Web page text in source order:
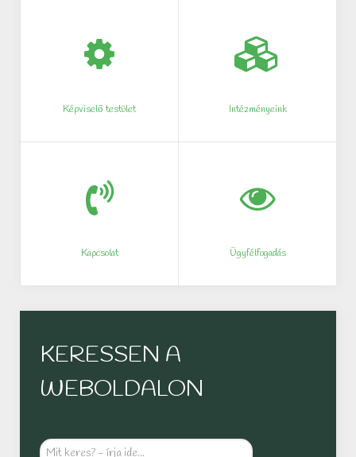
Képviselő testület Intézményeink
Kapcsolat Ügyfélfogadás
KERESSEN A
WEBOLDALON
Mit